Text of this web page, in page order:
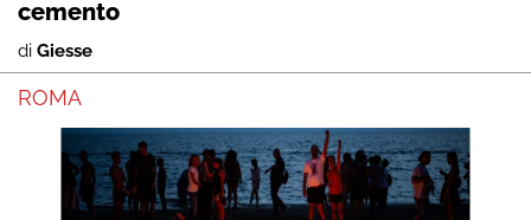
cemento
di Giesse
ROMA